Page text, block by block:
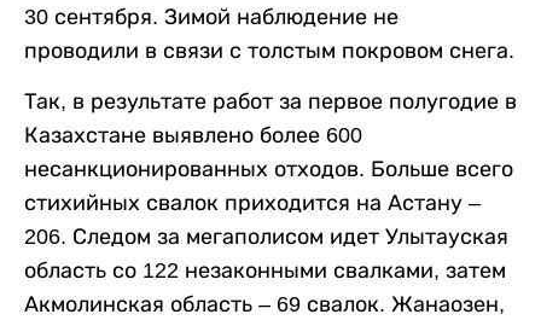
30 сентября. Зимой наблюдение не
проводили в связи с толстым покровом снега.
Так, в результате работ за первое полугодие в
Казахстане выявлено более 600
несанкционированных отходов. Больше всего
стихийных свалок приходится на Астану –
206. Следом за мегаполисом идет Улытауская
область со 122 незаконными свалками, затем
Акмолинская область – 69 свалок. Жанаозен,